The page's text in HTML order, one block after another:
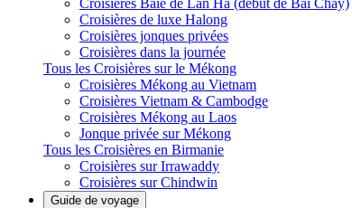
Croisières Baie de Lan Ha (début de Bai Chay)
Croisières de luxe Halong
Croisières jonques privées
Croisières dans la journée
Tous les Croisières sur le Mékong
Croisières Mékong au Vietnam
Croisières Vietnam & Cambodge
Croisières Mékong au Laos
Jonque privée sur Mékong
Tous les Croisières en Birmanie
Croisières sur Irrawaddy
Croisières sur Chindwin
Guide de voyage